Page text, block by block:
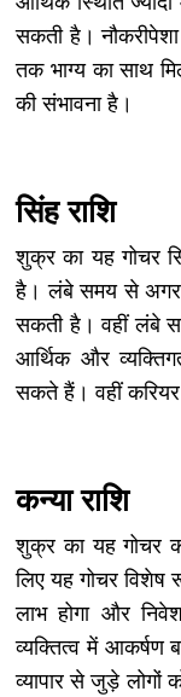
सकती है।
तक भाग्य का साथ
की संभावना है।
सिंह राशि
शुक्र का यह गोचर
है। लंबे समय से अगर
सकती है। वहीं लंबे
आर्थिक और
सकते हैं। वहीं
कन्या राशि
शुक्र का यह गोचर
लिए यह गोचर
लाभ होगा और
व्यक्तित्व में आकर्षण
व्यापार से जुड़े लोगों